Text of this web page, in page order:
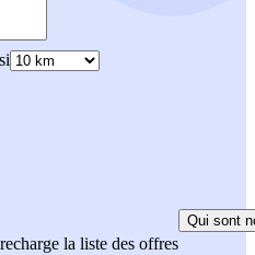
la liste des offres
Qui sont